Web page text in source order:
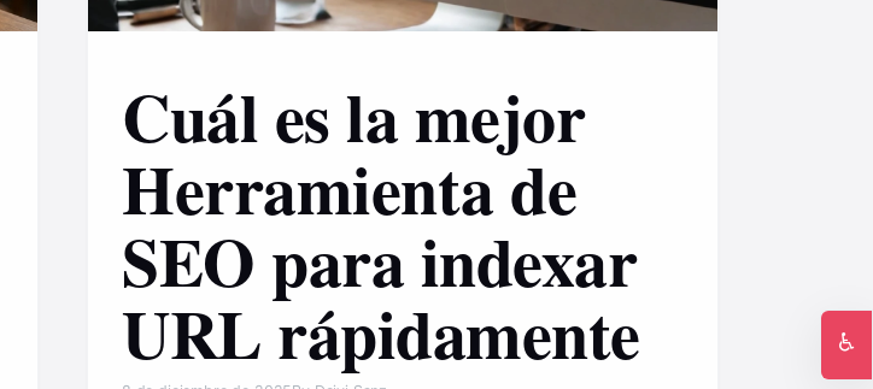
Cuál es la mejor
Herramienta de
SEO para indexar
URL rápidamente
♿